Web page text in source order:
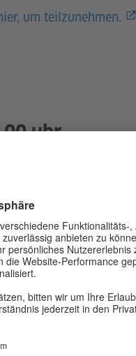
um teilzunehmen.
uhr
angeleitet
Dieser praktische
Zuhause einen
und nehmen Sie